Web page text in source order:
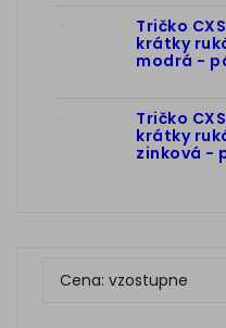
Tričko
krátky
modrá -
Tričko
krátky
zinková -
Cena: vzostupne